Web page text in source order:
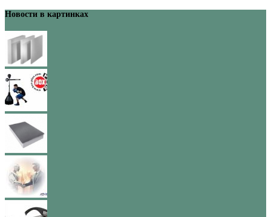
Новости в картинках